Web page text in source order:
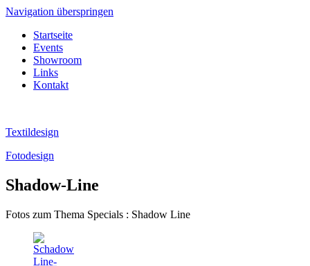
Navigation überspringen
Startseite
Events
Showroom
Links
Kontakt
Textildesign
Fotodesign
Shadow-Line
Fotos zum Thema Specials : Shadow Line